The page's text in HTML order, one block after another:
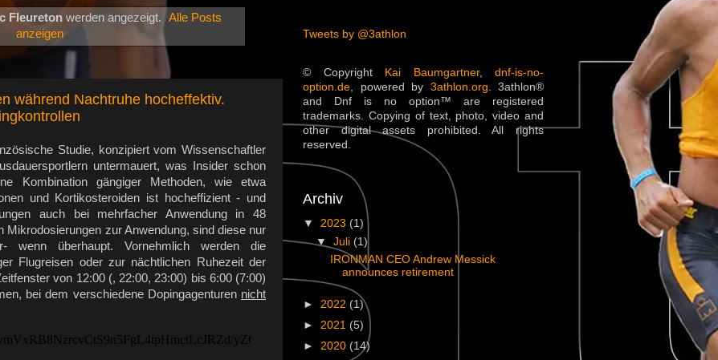
Fleuretonwerden angezeigt.
Alle Posts
anzeigen
während Nachtruhe hocheffektiv.
Studie, konzipiert vom Wissenschaftler
untermauert, was Insider schon
Kombination gängiger Methoden, wie etwa
und Kortikosteroiden ist hocheffizient - und
auch bei mehrfacher Anwendung in 48
Mikrodosierungen zur Anwendung, sind diese nur
wenn überhaupt. Vornehmlich werden die
Flugreisen oder zur nächtlichen Ruhezeit der
von 12:00 (, 22:00, 23:00) bis 6:00 (7:00)
bei dem verschiedene Dopingagenturen nicht
Tweets by @3athlon
© Copyright Kai Baumgartner, dnf-is-no-
option.de , powered by 3athlon.org . 3athlon®
and Dnf is no option™ are registered
trademarks. Copying of text, photo, video and
other digital assets prohibited. All rights
reserved.
Archiv
▼ 2023 (1)
▼Juli (1)
IRONMAN CEO Andrew Messick
announces retirement
► 2022 (1)
► 2021 (5)
► 2020 (14)